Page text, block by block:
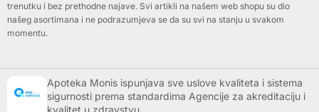
trenutku i bez prethodne najave. Svi artikli na našem web shopu su dio
našeg asortimana i ne podrazumjeva se da su svi na stanju u svakom
momentu.
Apoteka Monis ispunjava sve uslove kvaliteta i sistema
sigurnosti prema standardima Agencije za akreditaciju i
kvalitet u zdravstvu